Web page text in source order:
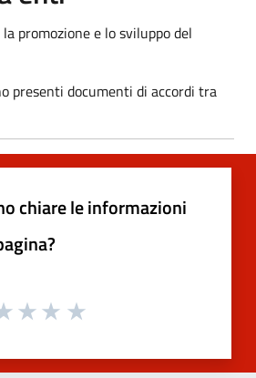
promozione e lo sviluppo del
presenti documenti di accordi tra
chiare le informazioni